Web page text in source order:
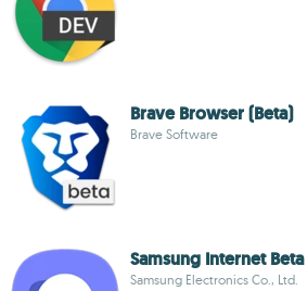
Brave Browser (Beta)
Brave Software
Samsung Internet Beta
Samsung Electronics Co., Ltd.